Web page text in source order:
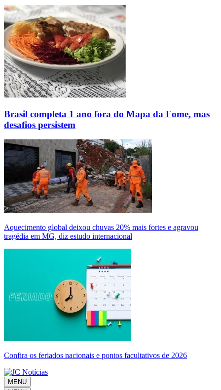
Brasil completa 1 ano fora do Mapa da Fome, mas
desafios persistem
Aquecimento global deixou chuvas 20% mais fortes e agravou
tragédia em MG, diz estudo internacional
Confira os feriados nacionais e pontos facultativos de 2026
MENU